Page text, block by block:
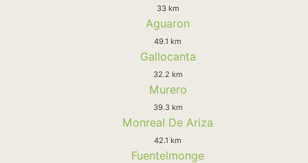
33 km
Aguaron
49.1 km
Gallocanta
32.2 km
Murero
39.3 km
Monreal De Ariza
42.1 km
Fuentelmonge